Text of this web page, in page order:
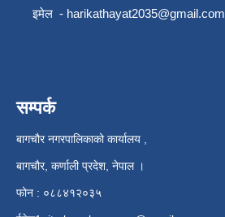
इमेल - harikathayat2035@gmail.com
सम्पर्क
बागचौर नगरपालिकाको कार्यालय ,
बागचौर, कर्णाली प्रदेश, नेपाल ।
फोन : ०८८४१२०३५